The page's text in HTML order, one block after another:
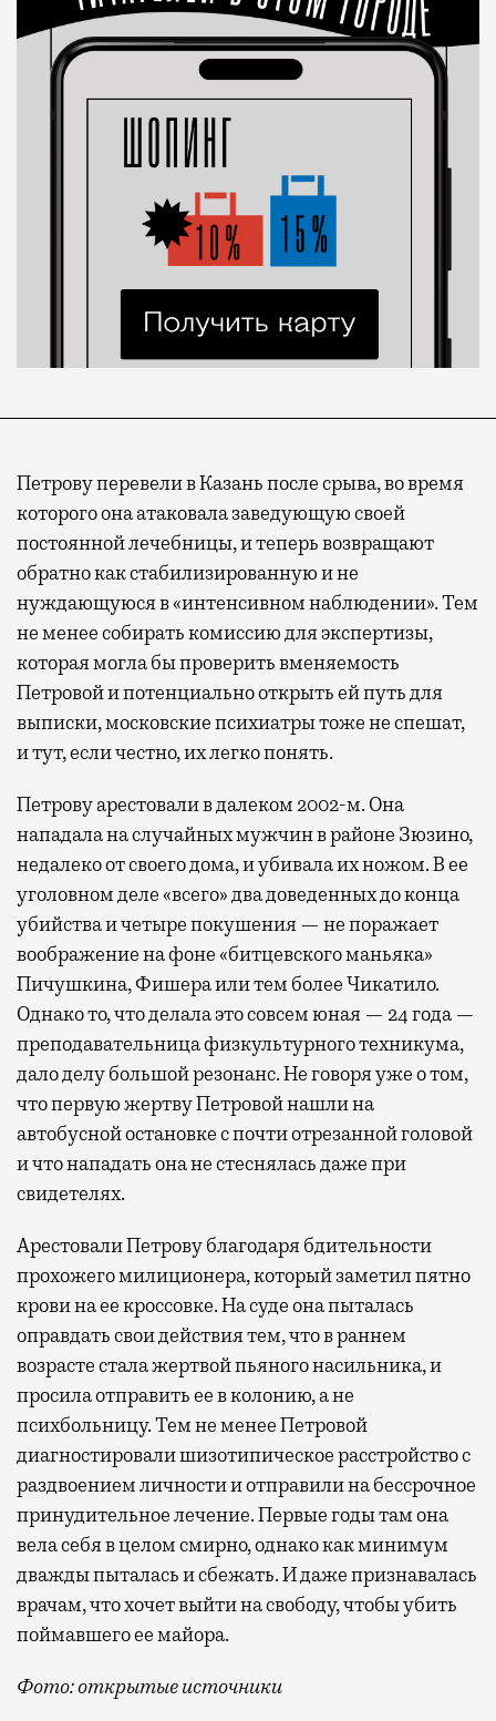
Петрову перевели в Казань после срыва, во время
которого она атаковала заведующую своей
постоянной лечебницы, и теперь возвращают
обратно как стабилизированную и не
нуждающуюся в «интенсивном наблюдении». Тем
не менее собирать комиссию для экспертизы,
которая могла бы проверить вменяемость
Петровой и потенциально открыть ей путь для
выписки, московские психиатры тоже не спешат,
и тут, если честно, их легко понять.
Петрову арестовали в далеком 2002-м. Она
нападала на случайных мужчин в районе Зюзино,
недалеко от своего дома, и убивала их ножом. В ее
уголовном деле «всего» два доведенных до конца
убийства и четыре покушения — не поражает
воображение на фоне «битцевского маньяка»
Пичушкина, Фишера или тем более Чикатило.
Однако то, что делала это совсем юная — 24 года —
преподавательница физкультурного техникума,
дало делу большой резонанс. Не говоря уже о том,
что первую жертву Петровой нашли на
автобусной остановке с почти отрезанной головой
и что нападать она не стеснялась даже при
свидетелях.
Арестовали Петрову благодаря бдительности
прохожего милиционера, который заметил пятно
крови на ее кроссовке. На суде она пыталась
оправдать свои действия тем, что в раннем
возрасте стала жертвой пьяного насильника, и
просила отправить ее в колонию, а не
психбольницу. Тем не менее Петровой
диагностировали шизотипическое расстройство с
раздвоением личности и отправили на бессрочное
принудительное лечение. Первые годы там она
вела себя в целом смирно, однако как минимум
дважды пыталась и сбежать. И даже признавалась
врачам, что хочет выйти на свободу, чтобы убить
поймавшего ее майора.
Фото: открытые источники